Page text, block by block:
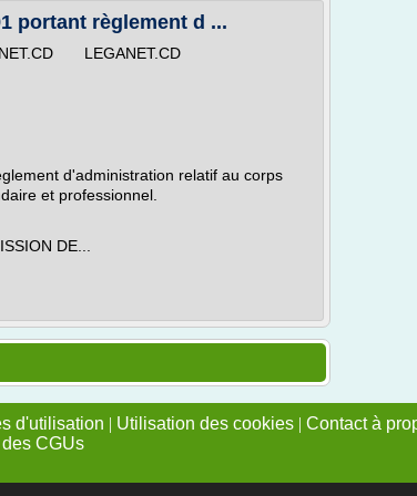
portant règlement d ...
LEGANET.CD
d'administration relatif au corps
et professionnel.
DE...
d'utilisation | Utilisation des cookies | Contact à
CGUs